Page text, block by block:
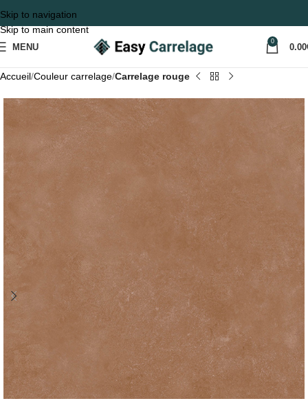
Skip to navigation
Skip to main content
MENU
0
0.00
Accueil Couleur carrelage Carrelage rouge